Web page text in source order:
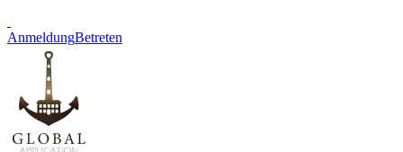
AnmeldungBetreten